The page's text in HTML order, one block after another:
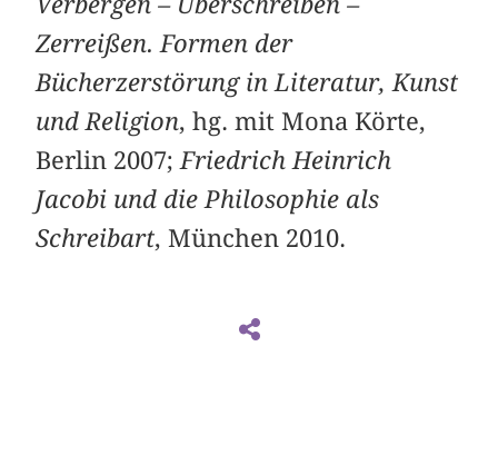
Zerreißen. Formen der
Bücherzerstörung in Literatur, Kunst
und Religion, hg. mit Mona Körte,
Berlin 2007;Friedrich Heinrich
Jacobi und die Philosophie als
Schreibart, München 2010.